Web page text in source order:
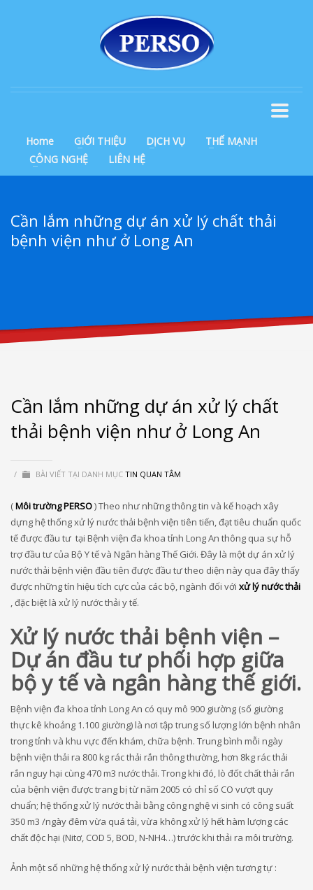
Home GIỚI THIỆU DỊCH VỤ
THẾ MẠNH
CÔNG NGHỆ
LIÊN HỆ
Cần lắm những dự án xử lý chất thải
bệnh viện như ở Long An
Cần lắm những dự án xử lý chất
thải bệnh viện như ở Long An
/ BÀI VIẾT TẠI DANH MỤC TIN QUAN TÂM
(Môi trường PERSO) Theo như những thông tin và kế hoạch xây
dựng hệ thống xử lý nước thải bệnh viện tiên tiến, đạt tiêu chuẩn quốc
tế được đầu tư tại Bệnh viện đa khoa tỉnh Long An thông qua sự hỗ
trợ đầu tư của Bộ Y tế và Ngân hàng Thế Giới. Đây là một dự án xử lý
nước thải bệnh viện đầu tiên được đầu tư theo diện này qua đây thấy
được những tín hiệu tích cực của các bộ, ngành đối với xử lý nước thải
, đặc biệt là xử lý nước thải y tế.
Xử lý nước thải bệnh viện –
Dự án đầu tư phối hợp giữa
bộ y tế và ngân hàng thế giới.
Bệnh viện đa khoa tỉnh Long An có quy mô 900 giường (số giường
thực kê khoảng 1.100 giường) là nơi tập trung số lượng lớn bệnh nhân
trong tỉnh và khu vực đến khám, chữa bệnh. Trung bình mỗi ngày
bệnh viện thải ra 800 kg rác thải rắn thông thường, hơn 8kg rác thải
rắn nguy hại cùng 470 m3 nước thải. Trong khi đó, lò đốt chất thải rắn
của bệnh viện được trang bị từ năm 2005 có chỉ số CO vượt quy
chuẩn; hệ thống xử lý nước thải bằng công nghệ vi sinh có công suất
350 m3 /ngày đêm vừa quá tải, vừa không xử lý hết hàm lượng các
chất độc hại (Nitơ, COD 5, BOD, N-NH4…) trước khi thải ra môi trường.
Ảnh một số những hệ thống xử lý nước thải bệnh viện tương tự :